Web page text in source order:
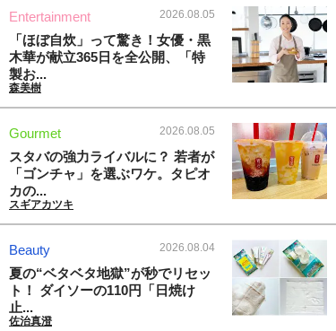
Entertainment 2026.08.05
「ほぼ自炊」って驚き！女優・黒
木華が献立365日を全公開、「特
製お...
森美樹
Gourmet 2026.08.05
スタバの強力ライバルに？ 若者が
「ゴンチャ」を選ぶワケ。タピオ
カの...
スギアカツキ
Beauty 2026.08.04
夏の“ベタベタ地獄”が秒でリセッ
ト！ ダイソーの110円「日焼け
止...
佐治真澄